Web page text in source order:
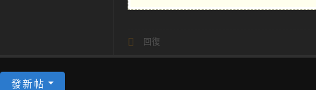
回復
發新帖